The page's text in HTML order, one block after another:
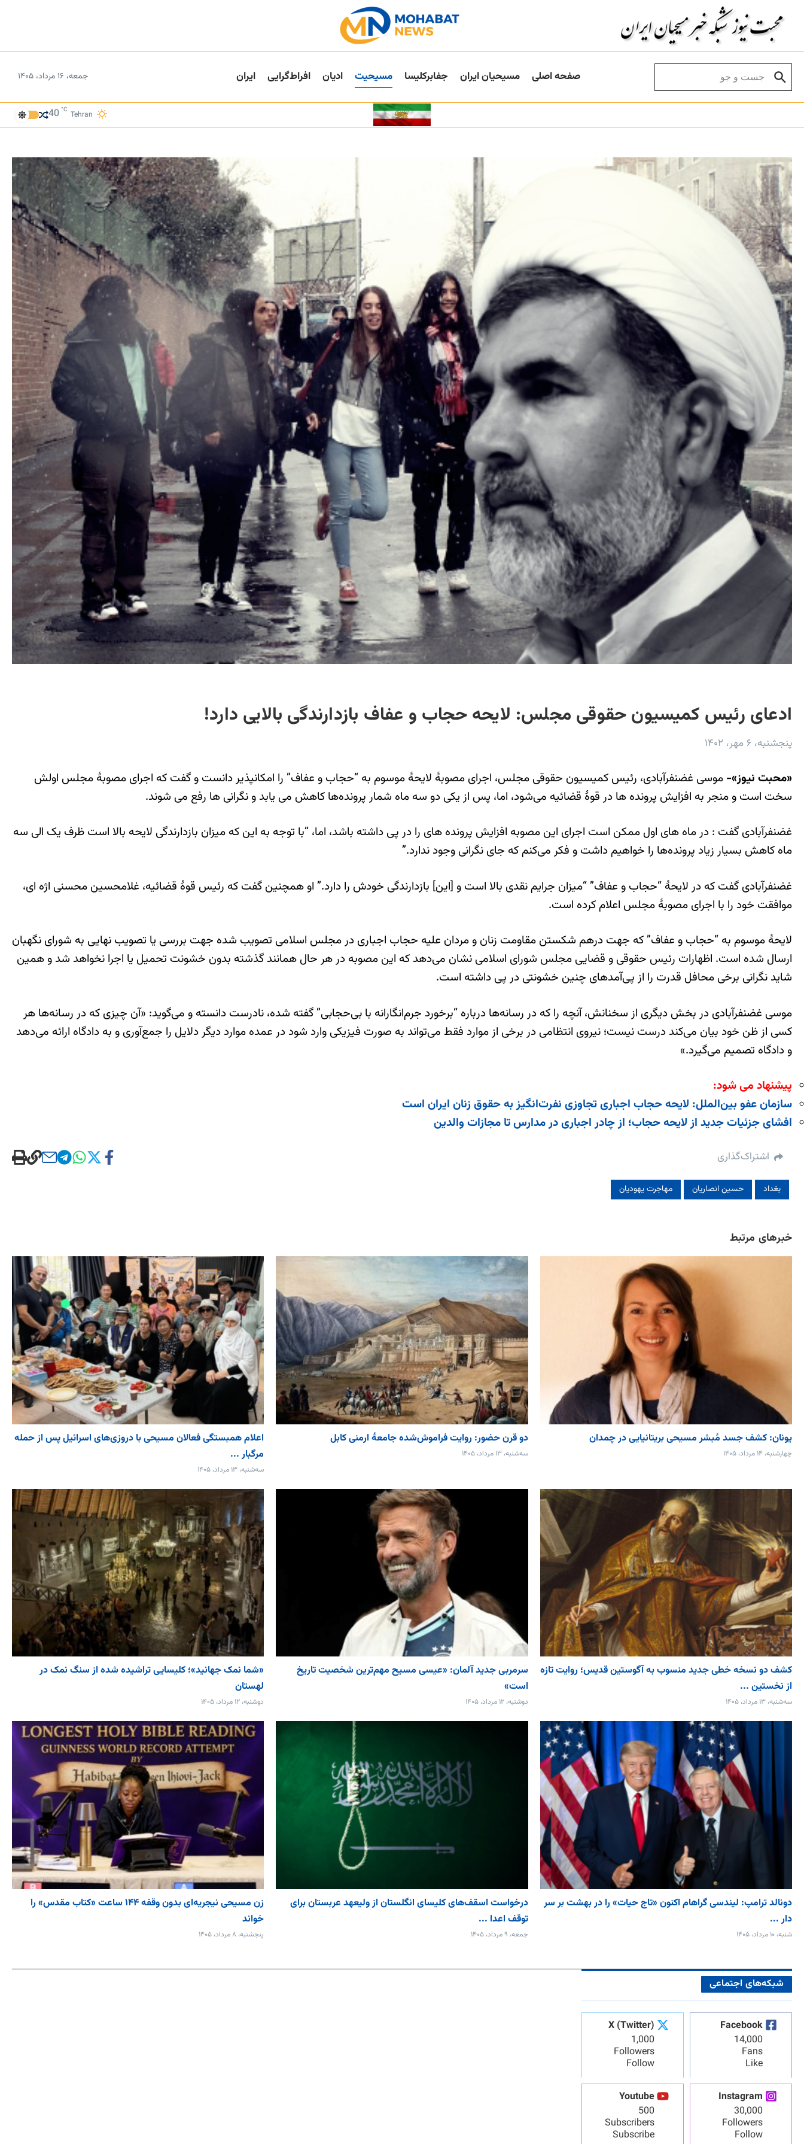
صفحه اصلی مسیحیان ایران جفا‌بر‌کلیسا مسیحیت ادیان افراط‌گرایی ایران جمعه، ۱۶ مرداد، ۱۴۰۵
Tehran
40 °C
ادعای رئیس کمیسیون حقوقی مجلس: لایحه حجاب و عفاف بازدارندگی بالایی دارد!
پنجشنبه، ۶ مهر، ۱۴۰۲
«محبت نیوز»- موسی غضنفرآبادی، رئیس کمیسیون حقوقی مجلس، اجرای مصوبۀ لایحۀ موسوم به “حجاب و عفاف” را امکانپذیر دانست و گفت که اجرای مصوبۀ مجلس اولش
سخت است و منجر به افزایش پرونده ها در قوۀ قضائیه می‌شود، اما، پس از یکی دو سه ماه شمار پرونده‌ها کاهش می یابد و نگرانی ها رفع می شوند.
غضنفرآبادی گفت : در ماه های اول ممکن است اجرای این مصوبه افزایش پرونده های را در پی داشته باشد، اما، “با توجه به این که میزان بازدارندگی لایحه بالا است ظرف یک الی سه
ماه کاهش بسیار زیاد پرونده‌ها را خواهیم داشت و فکر می‌کنم که جای نگرانی وجود ندارد.”
غضنفرآبادی گفت که در لایحۀ “حجاب و عفاف” “میزان جرایم نقدی بالا است و [این] بازدارندگی خودش را دارد.” او همچنین گفت که رئیس قوۀ قضائیه، غلامحسین محسنی اژه ای،
موافقت خود را با اجرای مصوبۀ مجلس اعلام کرده است.
لایحۀ موسوم به “حجاب و عفاف” که جهت درهم شکستن مقاومت زنان و مردان علیه حجاب اجباری در مجلس اسلامی تصویب شده جهت بررسی یا تصویب نهایی به شورای نگهبان
ارسال شده است. اظهارات رئیس حقوقی و قضایی مجلس شورای اسلامی نشان می‌دهد که این مصوبه در هر حال همانند گذشته بدون خشونت تحمیل یا اجرا نخواهد شد و همین
شاید نگرانی برخی محافل قدرت را از پی‌آمدهای چنین خشونتی در پی داشته است.
موسی غضنفرآبادی در بخش دیگری از سخنانش، آنچه را که در رسانه‌ها درباره “برخورد جرم‌انگارانه با بی‌حجابی” گفته شده، نادرست دانسته و می‌گوید: «آن چیزی که در رسانه‌ها هر
کسی از ظن خود بیان می‌کند درست نیست؛ نیروی انتظامی در برخی از موارد فقط می‌تواند به صورت فیزیکی وارد شود در عمده موارد دیگر دلایل را جمع‌آوری و به دادگاه ارائه می‌دهد
و دادگاه تصمیم می‌گیرد.»
پیشنهاد می شود:
سازمان عفو بین‌الملل: لایحه حجاب اجباری تجاوزی نفرت‌انگیز به حقوق زنان ایران است
افشای جزئیات جدید از لایحه حجاب؛ از چادر اجباری در مدارس تا مجازات والدین
اشتراک‌گذاری
بغداد حسین انصاریان مهاجرت یهودیان
خبرهای مرتبط
یونان: کشف جسد مُبشر مسیحی بریتانیایی در چمدان
چهارشنبه، ۱۴ مرداد، ۱۴۰۵
دو قرن حضور: روایت فراموش‌شده جامعۀ ارمنی کابل
سه‌شنبه، ۱۳ مرداد، ۱۴۰۵
اعلام همبستگی فعالان مسیحی با دروزی‌های اسرائیل پس از حمله
مرگبار ...
سه‌شنبه، ۱۳ مرداد، ۱۴۰۵
کشف دو نسخه خطی جدید منسوب به آگوستین قدیس؛ روایت تازه
از نخستین ...
سه‌شنبه، ۱۳ مرداد، ۱۴۰۵
سرمربی جدید آلمان: «عیسی مسیح مهم‌ترین شخصیت تاریخ
است»
دوشنبه، ۱۲ مرداد، ۱۴۰۵
«شما نمک جهانید»؛ کلیسایی تراشیده شده از سنگ نمک در
لهستان
دوشنبه، ۱۲ مرداد، ۱۴۰۵
دونالد ترامپ: لیندسی گراهام اکنون «تاج حیات» را در بهشت بر سر
دار ...
شنبه، ۱۰ مرداد، ۱۴۰۵
درخواست اسقف‌های کلیسای انگلستان از ولیعهد عربستان برای
توقف اعدا ...
جمعه، ۹ مرداد، ۱۴۰۵
زن مسیحی نیجریه‌ای بدون وقفه ۱۴۴ ساعت «کتاب مقدس» را
خواند
پنجشنبه، ۸ مرداد، ۱۴۰۵
شبکه‌های اجتماعی
Facebook
14,000
Fans
Like
X (Twitter)
1,000
Followers
Follow
Instagram
30,000
Followers
Follow
Youtube
500
Subscribers
Subscribe